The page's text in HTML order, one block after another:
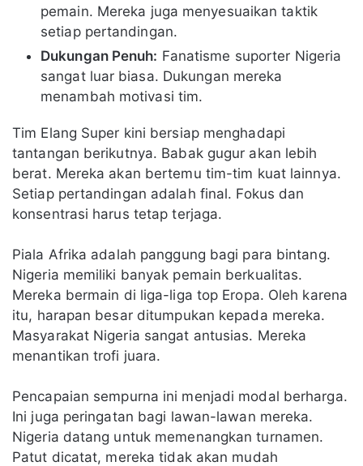
pemain. Mereka juga menyesuaikan taktik
setiap pertandingan.
Dukungan Penuh: Fanatisme suporter Nigeria
sangat luar biasa. Dukungan mereka
menambah motivasi tim.
Tim Elang Super kini bersiap menghadapi
tantangan berikutnya. Babak gugur akan lebih
berat. Mereka akan bertemu tim-tim kuat lainnya.
Setiap pertandingan adalah final. Fokus dan
konsentrasi harus tetap terjaga.
Piala Afrika adalah panggung bagi para bintang.
Nigeria memiliki banyak pemain berkualitas.
Mereka bermain di liga-liga top Eropa. Oleh karena
itu, harapan besar ditumpukan kepada mereka.
Masyarakat Nigeria sangat antusias. Mereka
menantikan trofi juara.
Pencapaian sempurna ini menjadi modal berharga.
Ini juga peringatan bagi lawan-lawan mereka.
Nigeria datang untuk memenangkan turnamen.
Patut dicatat, mereka tidak akan mudah